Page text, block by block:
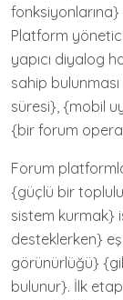
Platform
yapıcı diyalog
sahip
süresi}, {mobil
{bir forum
Forum
{güçlü bir
sistem kurmak}
desteklerken}
görünürlüğü}
bulunur}. İlk